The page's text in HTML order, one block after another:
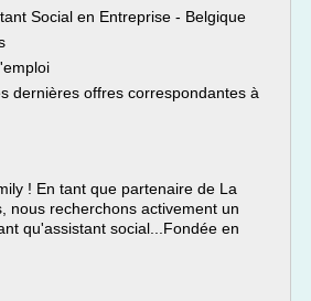
Social en Entreprise - Belgique
dernières offres correspondantes à
! En tant que partenaire de La
nous recherchons activement un
qu'assistant social...Fondée en